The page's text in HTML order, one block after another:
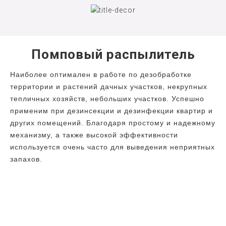
Помповый распылитель
Наиболее оптимален в работе по дезобработке
территории и растений дачных участков, некрупных
тепличных хозяйств, небольших участков. Успешно
применим при дезинсекции и дезинфекции квартир и
других помещений. Благодаря простому и надежному
механизму, а также высокой эффективности
используется очень часто для выведения неприятных
запахов.